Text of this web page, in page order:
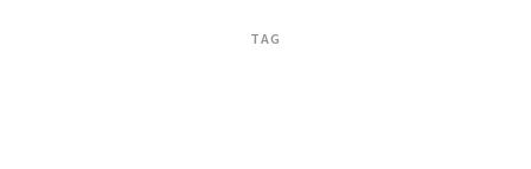
TAG